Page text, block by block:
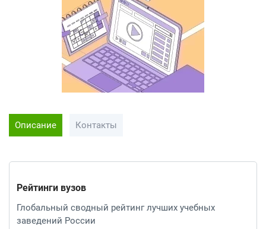
Описание Контакты
Рейтинги вузов
Глобальный сводный рейтинг лучших учебных
заведений России